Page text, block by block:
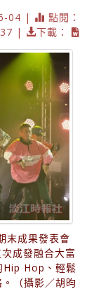
04 |
點閱：
|
下載：
末成果發表會
成發融合大富
Hip Hop、輕鬆
（攝影／胡昀